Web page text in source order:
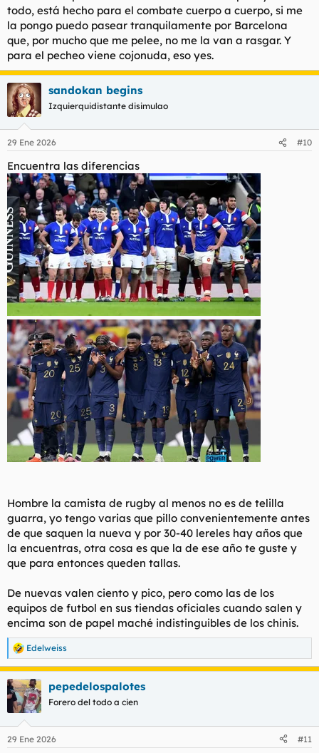
todo, está hecho para el combate cuerpo a cuerpo, si me
la pongo puedo pasear tranquilamente por Barcelona
que, por mucho que me pelee, no me la van a rasgar. Y
para el pecheo viene cojonuda, eso yes.
sandokan begins
Izquierquidistante disimulao
29 Ene 2026 #10
Encuentra las diferencias
Hombre la camista de rugby al menos no es de telilla
guarra, yo tengo varias que pillo convenientemente antes
de que saquen la nueva y por 30-40 lereles hay años que
la encuentras, otra cosa es que la de ese año te guste y
que para entonces queden tallas.
De nuevas valen ciento y pico, pero como las de los
equipos de futbol en sus tiendas oficiales cuando salen y
encima son de papel maché indistinguibles de los chinis.
R
e
a
c
c
i
e
Edelweiss
pepedelospalotes
Forero del todo a cien
29 Ene 2026 #11